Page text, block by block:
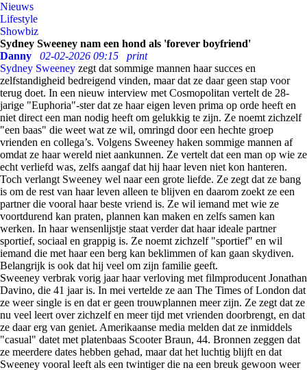
Nieuws
Lifestyle
Showbiz
Sydney Sweeney nam een hond als 'forever boyfriend'
Danny
02-02-2026 09:15
print
Sydney Sweeney zegt dat sommige mannen haar succes en
zelfstandigheid bedreigend vinden, maar dat ze daar geen stap voor
terug doet. In een nieuw interview met Cosmopolitan vertelt de 28-
jarige "Euphoria"-ster dat ze haar eigen leven prima op orde heeft en
niet direct een man nodig heeft om gelukkig te zijn. Ze noemt zichzelf
"een baas" die weet wat ze wil, omringd door een hechte groep
vrienden en collega’s. Volgens Sweeney haken sommige mannen af
omdat ze haar wereld niet aankunnen. Ze vertelt dat een man op wie ze
echt verliefd was, zelfs aangaf dat hij haar leven niet kon hanteren.
Toch verlangt Sweeney wel naar een grote liefde. Ze zegt dat ze bang
is om de rest van haar leven alleen te blijven en daarom zoekt ze een
partner die vooral haar beste vriend is. Ze wil iemand met wie ze
voortdurend kan praten, plannen kan maken en zelfs samen kan
werken. In haar wensenlijstje staat verder dat haar ideale partner
sportief, sociaal en grappig is. Ze noemt zichzelf "sportief" en wil
iemand die met haar een berg kan beklimmen of kan gaan skydiven.
Belangrijk is ook dat hij veel om zijn familie geeft.
Sweeney verbrak vorig jaar haar verloving met filmproducent Jonathan
Davino, die 41 jaar is. In mei vertelde ze aan The Times of London dat
ze weer single is en dat er geen trouwplannen meer zijn. Ze zegt dat ze
nu veel leert over zichzelf en meer tijd met vrienden doorbrengt, en dat
ze daar erg van geniet. Amerikaanse media melden dat ze inmiddels
"casual" datet met platenbaas Scooter Braun, 44. Bronnen zeggen dat
ze meerdere dates hebben gehad, maar dat het luchtig blijft en dat
Sweeney vooral leeft als een twintiger die na een breuk gewoon weer